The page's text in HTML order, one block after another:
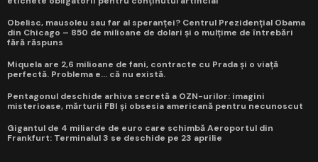
Obelisc, mausoleu sau far al speranței? Centrul Prezidențial Obama
din Chicago – 850 de milioane de dolari și o mulțime de întrebări
fără răspuns
Miquela are 2,6 milioane de fani, contracte cu Prada și o viață
perfectă. Problema e... că nu există.
Pentagonul deschide arhiva secretă a OZN-urilor: imagini
misterioase, mărturii FBI și obsesia americană pentru necunoscut
Gigantul de 4 miliarde de euro care schimbă Aeroportul din
Frankfurt: Terminalul 3 se deschide pe 23 aprilie